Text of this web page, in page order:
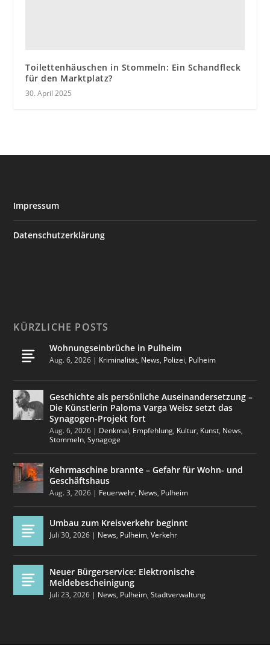
Toilettenhäuschen in Stommeln: Ein Schandfleck
für den Marktplatz?
30. April 2025
Impressum
Datenschutzerklärung
KÜRZLICHE POSTS
Wohnungseinbrüche in Pulheim
Aug. 6, 2026 | Kriminalität, News, Polizei, Pulheim
Geschichte als persönliche Auseinandersetzung –
Die Künstlerin Paloma Varga Weisz setzt das
Synagogen-Projekt fort
Aug. 6, 2026 | Denkmal, Empfehlung, Kultur, Kunst, News,
Stommeln,Synagoge
Kehrmaschine brannte – Gefahr für Wohn- und
Geschäftshaus
Aug. 3, 2026 | Feuerwehr, News, Pulheim
Umbau zum Kreisverkehr beginnt
Juli 30, 2026 | News, Pulheim,Verkehr
Neuer Bürgerservice: Elektronische
Meldebescheinigung
Juli 23, 2026 | News, Pulheim,Stadtverwaltung